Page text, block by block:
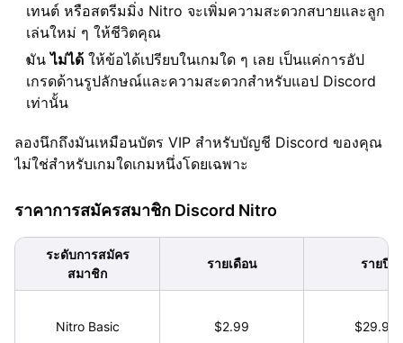
เทนต์ หรือสตรีมมิ่ง Nitro จะเพิ่มความสะดวกสบายและลูก
เล่นใหม่ ๆ ให้ชีวิตคุณ
มันไม่ได้ ให้ข้อได้เปรียบในเกมใด ๆ เลย เป็นแค่การอัป
เกรดด้านรูปลักษณ์และความสะดวกสำหรับแอป Discord
เท่านั้น
ลองนึกถึงมันเหมือนบัตร VIP สำหรับบัญชี Discord ของคุณ
ไม่ใช่สำหรับเกมใดเกมหนึ่งโดยเฉพาะ
ราคาการสมัครสมาชิก Discord Nitro
ระดับการสมัคร
สมาชิก
รายเดือน รายปี
Nitro Basic $2.99 $29.99